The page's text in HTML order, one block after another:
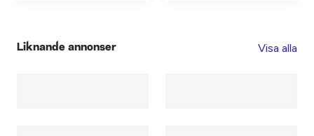
Liknande annonser Visa alla